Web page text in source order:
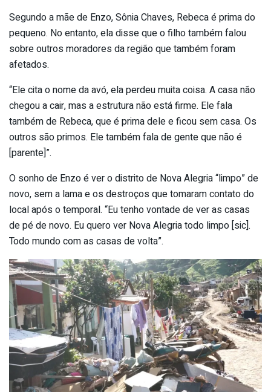
Segundo a mãe de Enzo, Sônia Chaves, Rebeca é prima do
pequeno. No entanto, ela disse que o filho também falou
sobre outros moradores da região que também foram
afetados.
“Ele cita o nome da avó, ela perdeu muita coisa. A casa não
chegou a cair, mas a estrutura não está firme. Ele fala
também de Rebeca, que é prima dele e ficou sem casa. Os
outros são primos. Ele também fala de gente que não é
[parente]”.
O sonho de Enzo é ver o distrito de Nova Alegria “limpo” de
novo, sem a lama e os destroços que tomaram contato do
local após o temporal. “Eu tenho vontade de ver as casas
de pé de novo. Eu quero ver Nova Alegria todo limpo [sic].
Todo mundo com as casas de volta”.